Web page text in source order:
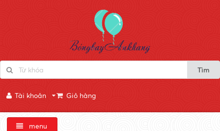
Tìm
Tài khoản Giỏ hàng
menu